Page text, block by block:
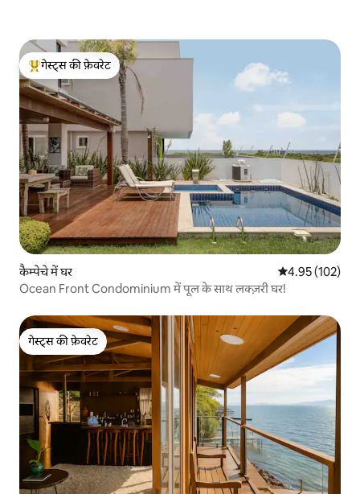
गेस्ट्स का टॉप फ़ेवरेट
गेस्ट्स की फ़ेवरेट
कैम्पेचे में घर औसत रेटिंग 5 में से
4.95 (102)
Ocean Front Condominium में पूल के साथ लक्ज़री घर!
गेस्ट्स की फ़ेवरेट
गेस्ट्स की फ़ेवरेट